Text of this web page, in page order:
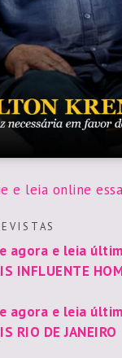
e leia online
I S T A S
agora e leia
INFLUENTE
agora e leia
RIO DE JANEIRO